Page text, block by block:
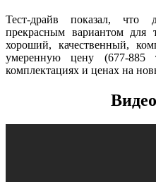
Тест-драйв показал, что
прекрасным вариантом для
хороший, качественный,
умеренную цену (677-885
комплектациях и ценах на